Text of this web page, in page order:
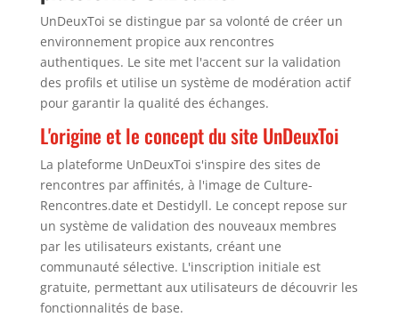
UnDeuxToi se distingue par sa volonté de créer un
environnement propice aux rencontres
authentiques. Le site met l'accent sur la validation
des profils et utilise un système de modération actif
pour garantir la qualité des échanges.
L'origine et le concept du site UnDeuxToi
La plateforme UnDeuxToi s'inspire des sites de
rencontres par affinités, à l'image de Culture-
Rencontres.date et Destidyll. Le concept repose sur
un système de validation des nouveaux membres
par les utilisateurs existants, créant une
communauté sélective. L'inscription initiale est
gratuite, permettant aux utilisateurs de découvrir les
fonctionnalités de base.